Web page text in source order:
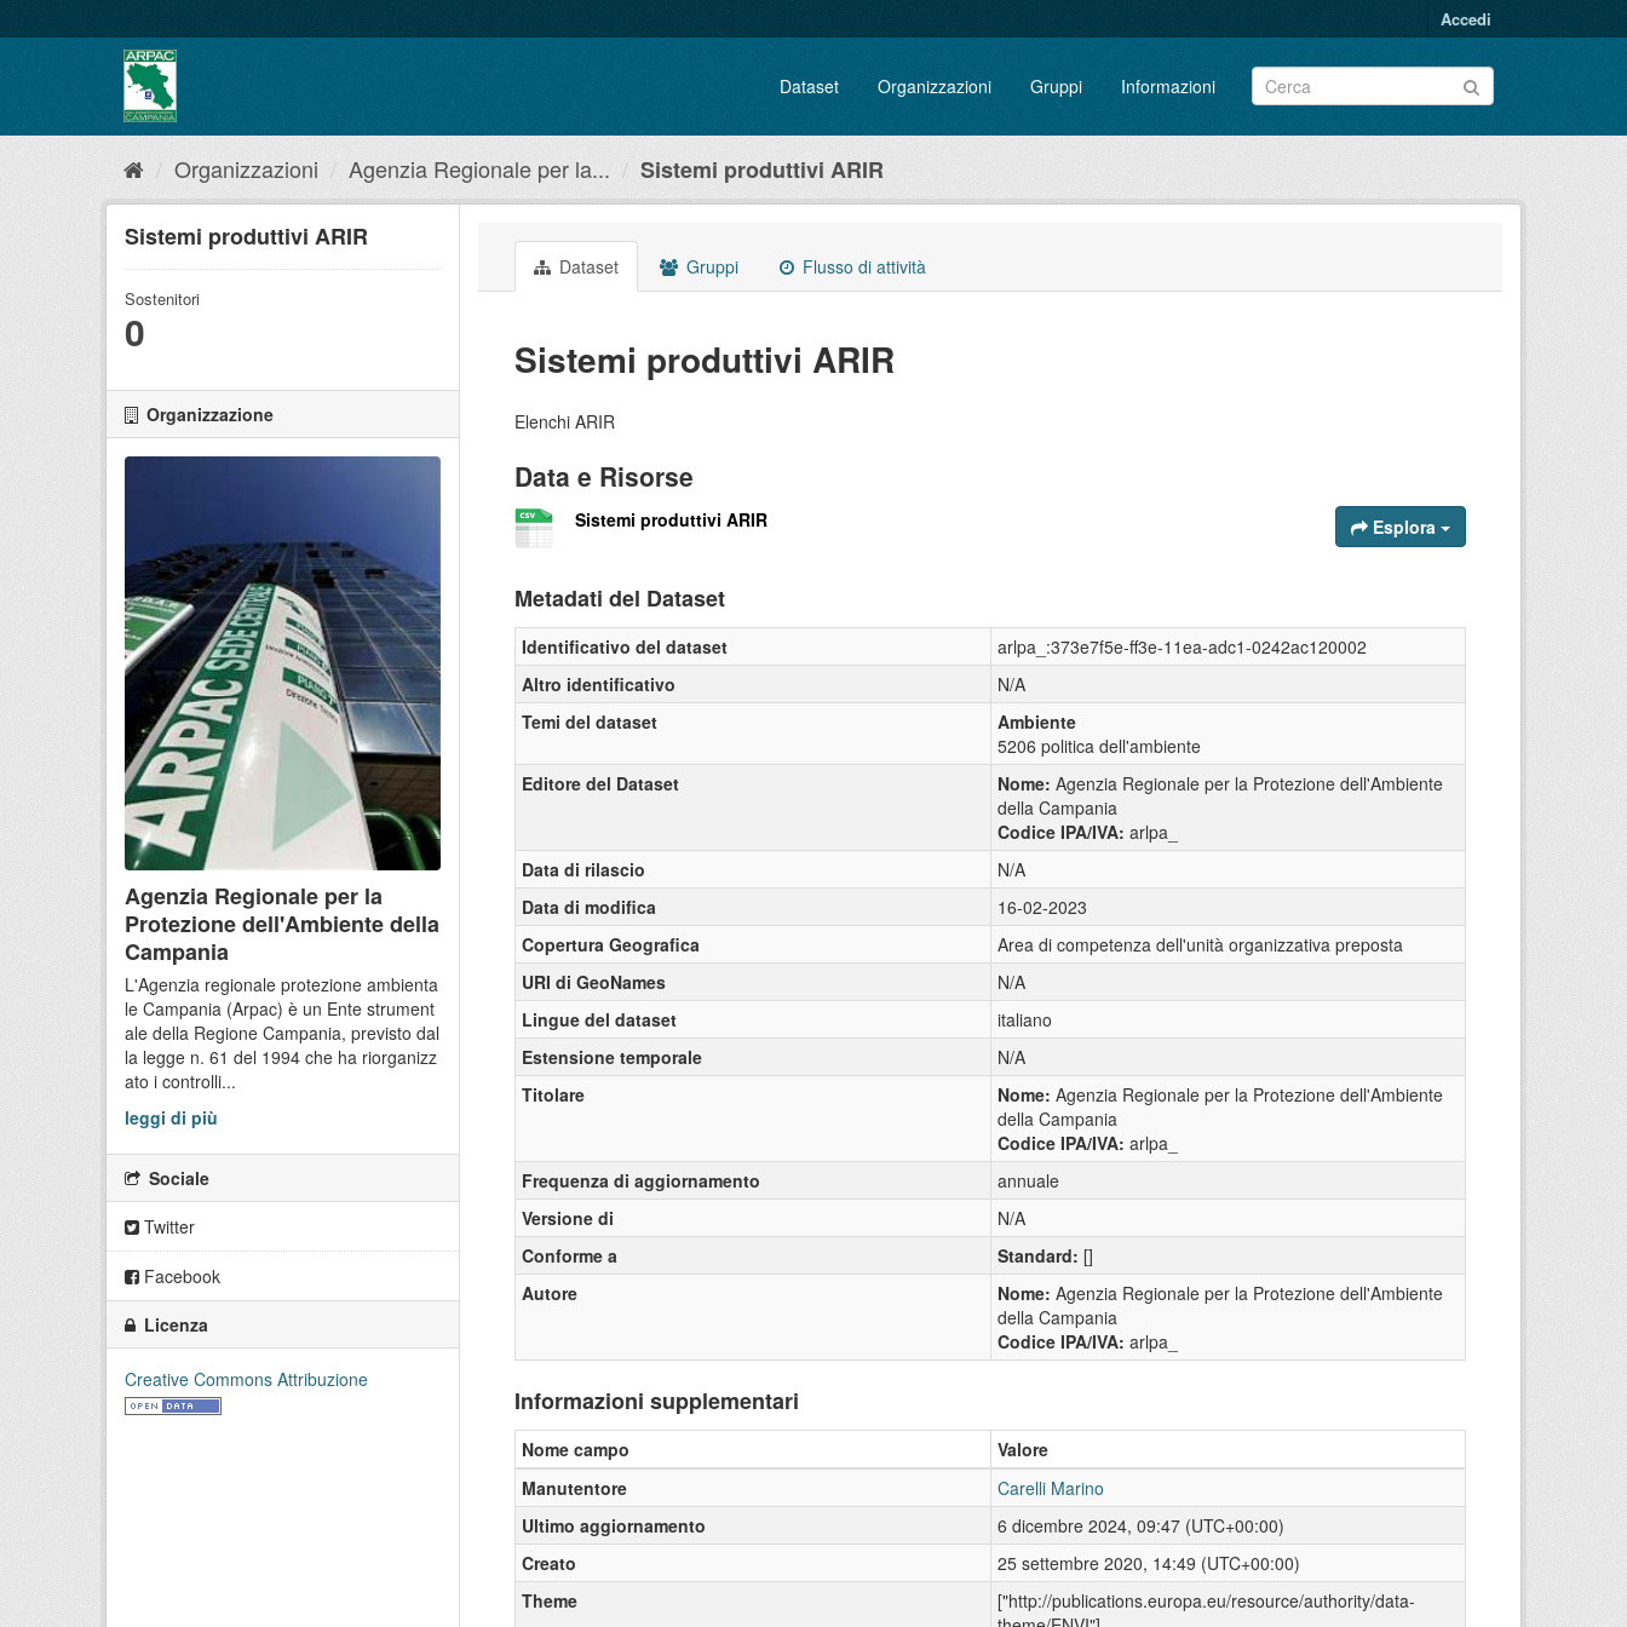
al
Accedi
Dataset Organizzazioni Gruppi Informazioni
Organizzazioni Agenzia Regionale per la... Sistemi produttivi ARIR
Sistemi produttivi ARIR
Sostenitori
0
Organizzazione
Agenzia Regionale per la
Protezione dell'Ambiente della
Campania
L'Agenzia regionale protezione ambienta
le Campania (Arpac) è un Ente strument
ale della Regione Campania, previsto dal
la legge n. 61 del 1994 che ha riorganizz
ato i controlli...
leggi di più
Sociale
Twitter
Facebook
Licenza
Creative Commons Attribuzione
Dataset Gruppi Flusso di attività
Sistemi produttivi ARIR
Elenchi ARIR
Data e Risorse
Sistemi produttivi ARIR Esplora
Metadati del Dataset
Identificativo del dataset
arlpa_:373e7f5e-ff3e-11ea-adc1-0242ac120002
Altro identificativo
N/A
Temi del dataset
Ambiente
5206 politica dell'ambiente
Editore del Dataset
Nome: Agenzia Regionale per la Protezione dell'Ambiente
della Campania
Codice IPA/IVA: arlpa_
Data di rilascio
N/A
Data di modifica
16-02-2023
Copertura Geografica
Area di competenza dell'unità organizzativa preposta
URI di GeoNames
N/A
Lingue del dataset
italiano
Estensione temporale
N/A
Titolare
Nome: Agenzia Regionale per la Protezione dell'Ambiente
della Campania
Codice IPA/IVA: arlpa_
Frequenza di aggiornamento
annuale
Versione di
N/A
Conforme a
Standard: []
Autore
Nome: Agenzia Regionale per la Protezione dell'Ambiente
della Campania
Codice IPA/IVA: arlpa_
Informazioni supplementari
Nome campo
Valore
Manutentore
Carelli Marino
Ultimo aggiornamento
6 dicembre 2024, 09:47 (UTC+00:00)
Creato
25 settembre 2020, 14:49 (UTC+00:00)
Theme
["http://publications.europa.eu/resource/authority/data-